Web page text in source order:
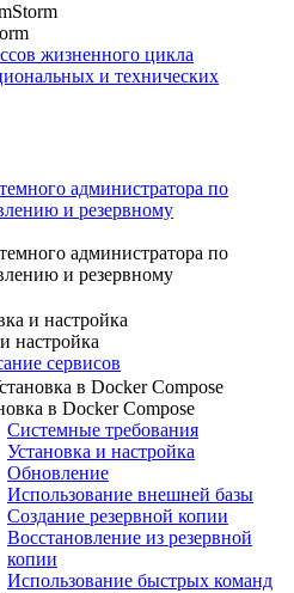
жизненного цикла
и технических
администратора по
и резервному
администратора по
и резервному
и настройка
настройка
сервисов
в Docker Compose
в Docker Compose
Системные требования
Установка и настройка
Обновление
Использование внешней базы
Создание резервной копии
Восстановление из резервной
копии
Использование быстрых команд